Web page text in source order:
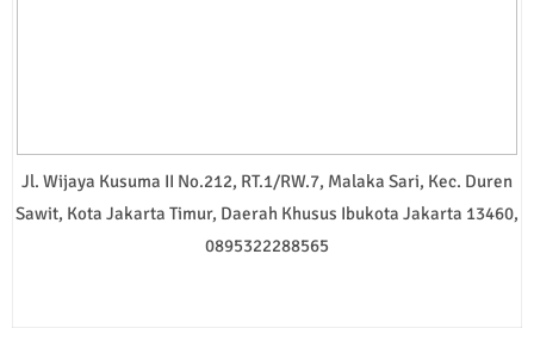
Jl. Wijaya Kusuma II No.212, RT.1/RW.7, Malaka Sari, Kec. Duren
Sawit, Kota Jakarta Timur, Daerah Khusus Ibukota Jakarta 13460,
0895322288565